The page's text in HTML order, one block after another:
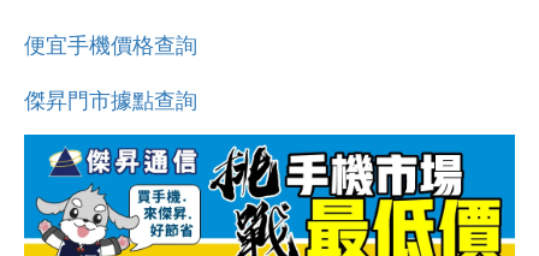
便宜手機價格查詢
傑昇門市據點查詢